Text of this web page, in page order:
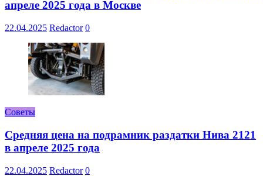
апреле 2025 года в Москве
22.04.2025 Redactor 0
Советы
Средняя цена на подрамник раздатки Нива 2121
в апреле 2025 года
22.04.2025 Redactor 0